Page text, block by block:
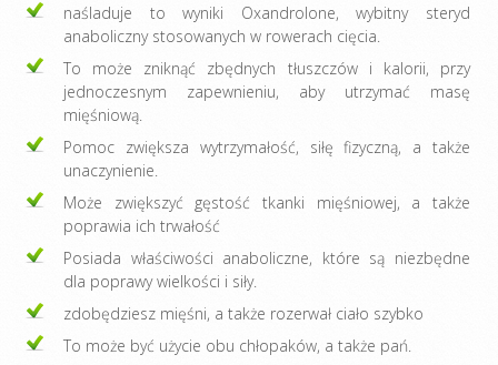
naśladuje to wyniki Oxandrolone, wybitny steryd
anaboliczny stosowanych w rowerach cięcia.
To może zniknąć zbędnych tłuszczów i kalorii, przy
jednoczesnym zapewnieniu, aby utrzymać masę
mięśniową.
Pomoc zwiększa wytrzymałość, siłę fizyczną, a także
unaczynienie.
Może zwiększyć gęstość tkanki mięśniowej, a także
poprawia ich trwałość
Posiada właściwości anaboliczne, które są niezbędne
dla poprawy wielkości i siły.
zdobędziesz mięśni, a także rozerwał ciało szybko
To może być użycie obu chłopaków, a także pań.